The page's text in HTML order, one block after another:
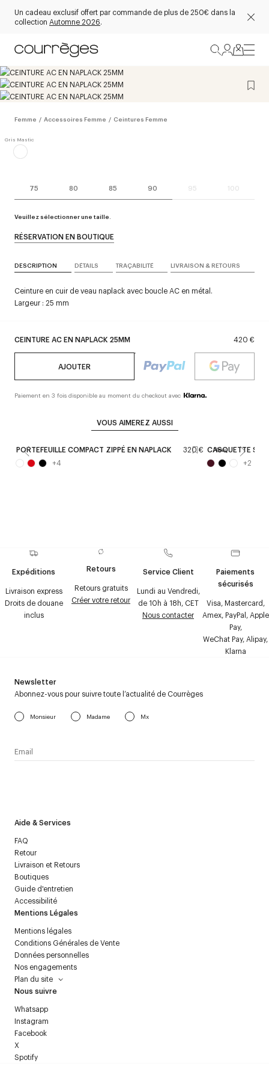
Un cadeau exclusif offert par commande de plus de 250€ dans la
collection Automne 2026.
Femme / Accessoires Femme / Ceintures Femme
75 80 85 90 95 100
Veuillez sélectionner une taille.
CEINTURE AC EN NAPLACK 25MM 420 €
AJOUTER
Paiement en 3 fois disponible au moment du checkout avec
RÉSERVATION EN BOUTIQUE
DESCRIPTION DÉTAILS TRAÇABILITÉ LIVRAISON & RETOURS
Ceinture en cuir de veau naplack avec boucle AC en métal.
Largeur : 25 mm
VOUS AIMEREZ AUSSI
PORTEFEUILLE COMPACT ZIPPÉ EN NAPLACK
320 €
+4
New
CASQUETTE
+2
Expéditions
Livraison express
Droits de douane
inclus
Retours
Retours gratuits
Créer votre retour
Service Client
Lundi au Vendredi,
de 10h à 18h, CET
Nous contacter
Paiements
sécurisés
Visa, Mastercard,
Amex, PayPal, Apple
Pay,
WeChat Pay, Alipay,
Klarna
Aide & Services
FAQ
Retour
Livraison et Retours
Boutiques
Guide d'entretien
Accessibilité
Mentions Légales
Mentions légales
Conditions Générales de Vente
Données personnelles
Nos engagements
Plan du site
Nous suivre
Whatsapp
Instagram
Facebook
X
Spotify
Newsletter
Abonnez-vous pour suivre toute l’actualité de Courrèges
Monsieur Madame Mx